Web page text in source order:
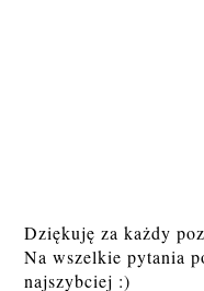
Dziękuję za każdy
Na wszelkie pytania
najszybciej :)